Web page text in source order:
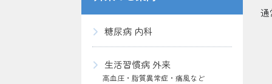
通
糖尿病 内科
生活習慣病 外来
高血圧・脂質異常症・痛風など